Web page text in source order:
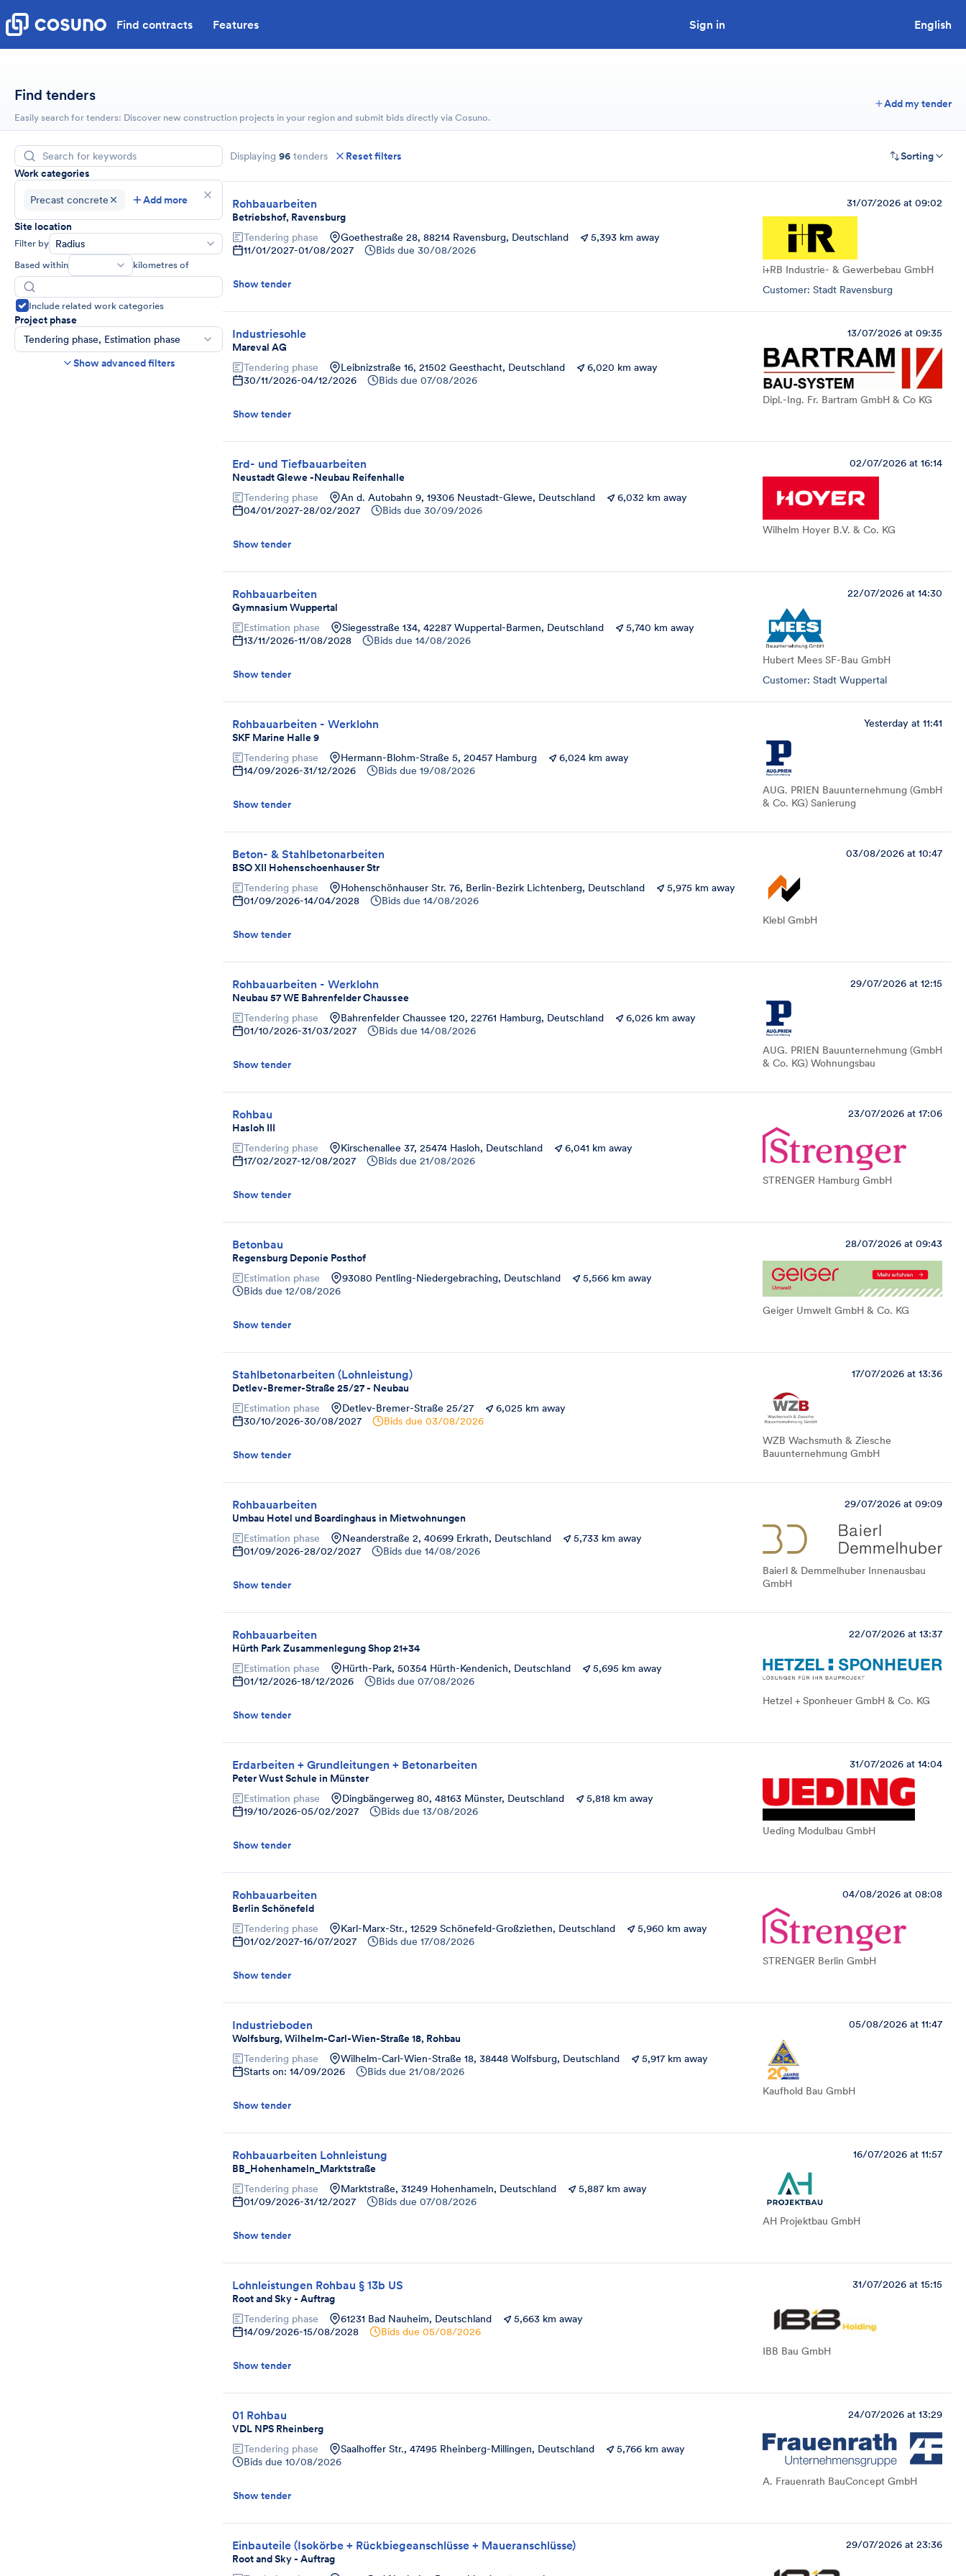
Find contracts Features Sign in English
Find tenders
Easily search for tenders: Discover new construction projects in your region and submit bids directly via Cosuno.
Add my tender
Work categories
Precast concrete Add more
Site location
Filter by Radius
Based within kilometres of
Include related work categories
Project phase
Tendering phase, Estimation phase
Construction time frame
End
Show advanced filters
Displaying 96 tenders Reset filters Sorting
Rohbauarbeiten
Betriebshof, Ravensburg
31/07/2026 at 09:02
Tendering phase Goethestraße 28, 88214 Ravensburg, Deutschland
5,393 km away
11/01/2027-01/08/2027 Bids due 30/08/2026
i+RB Industrie- & Gewerbebau GmbH
Customer: Stadt Ravensburg
Show tender
Industriesohle
Mareval AG
13/07/2026 at 09:35
Tendering phase Leibnizstraße 16, 21502 Geesthacht, Deutschland
6,020 km away
30/11/2026-04/12/2026 Bids due 07/08/2026
Dipl.-Ing. Fr. Bartram GmbH & Co KG
Show tender
Erd- und Tiefbauarbeiten
Neustadt Glewe -Neubau Reifenhalle
02/07/2026 at 16:14
Tendering phase An d. Autobahn 9, 19306 Neustadt-Glewe, Deutschland
6,032 km away
04/01/2027-28/02/2027 Bids due 30/09/2026
Wilhelm Hoyer B.V. & Co. KG
Show tender
Rohbauarbeiten
Gymnasium Wuppertal
22/07/2026 at 14:30
Estimation phase Siegesstraße 134, 42287 Wuppertal-Barmen, Deutschland
5,740 km away
13/11/2026-11/08/2028 Bids due 14/08/2026
Hubert Mees SF-Bau GmbH
Customer: Stadt Wuppertal
Show tender
Rohbauarbeiten - Werklohn
SKF Marine Halle 9
Yesterday at 11:41
Tendering phase Hermann-Blohm-Straße 5, 20457 Hamburg
6,024 km away
14/09/2026-31/12/2026 Bids due 19/08/2026
AUG. PRIEN Bauunternehmung (GmbH
& Co. KG) Sanierung
Show tender
Beton- & Stahlbetonarbeiten
BSO XII Hohenschoenhauser Str
03/08/2026 at 10:47
Tendering phase Hohenschönhauser Str. 76, Berlin-Bezirk Lichtenberg, Deutschland
5,975 km away
01/09/2026-14/04/2028 Bids due 14/08/2026
Klebl GmbH
Show tender
Rohbauarbeiten - Werklohn
Neubau 57 WE Bahrenfelder Chaussee
29/07/2026 at 12:15
Tendering phase Bahrenfelder Chaussee 120, 22761 Hamburg, Deutschland
6,026 km away
01/10/2026-31/03/2027 Bids due 14/08/2026
AUG. PRIEN Bauunternehmung (GmbH
& Co. KG) Wohnungsbau
Show tender
Rohbau
Hasloh III
23/07/2026 at 17:06
Tendering phase Kirschenallee 37, 25474 Hasloh, Deutschland
6,041 km away
17/02/2027-12/08/2027 Bids due 21/08/2026
STRENGER Hamburg GmbH
Show tender
Betonbau
Regensburg Deponie Posthof
28/07/2026 at 09:43
Estimation phase 93080 Pentling-Niedergebraching, Deutschland
5,566 km away
Bids due 12/08/2026
Geiger Umwelt GmbH & Co. KG
Show tender
Stahlbetonarbeiten (Lohnleistung)
Detlev-Bremer-Straße 25/27 - Neubau
17/07/2026 at 13:36
Estimation phase Detlev-Bremer-Straße 25/27
6,025 km away
30/10/2026-30/08/2027 Bids due 03/08/2026
WZB Wachsmuth & Ziesche
Bauunternehmung GmbH
Show tender
Rohbauarbeiten
Umbau Hotel und Boardinghaus in Mietwohnungen
29/07/2026 at 09:09
Estimation phase Neanderstraße 2, 40699 Erkrath, Deutschland
5,733 km away
01/09/2026-28/02/2027 Bids due 14/08/2026
Baierl & Demmelhuber Innenausbau
GmbH
Show tender
Rohbauarbeiten
Hürth Park Zusammenlegung Shop 21+34
22/07/2026 at 13:37
Estimation phase Hürth-Park, 50354 Hürth-Kendenich, Deutschland
5,695 km away
01/12/2026-18/12/2026 Bids due 07/08/2026
Hetzel + Sponheuer GmbH & Co. KG
Show tender
Erdarbeiten + Grundleitungen + Betonarbeiten
Peter Wust Schule in Münster
31/07/2026 at 14:04
Estimation phase Dingbängerweg 80, 48163 Münster, Deutschland
5,818 km away
19/10/2026-05/02/2027 Bids due 13/08/2026
Ueding Modulbau GmbH
Show tender
Rohbauarbeiten
Berlin Schönefeld
04/08/2026 at 08:08
Tendering phase Karl-Marx-Str., 12529 Schönefeld-Großziethen, Deutschland
5,960 km away
01/02/2027-16/07/2027 Bids due 17/08/2026
STRENGER Berlin GmbH
Show tender
Industrieboden
Wolfsburg, Wilhelm-Carl-Wien-Straße 18, Rohbau
05/08/2026 at 11:47
Tendering phase Wilhelm-Carl-Wien-Straße 18, 38448 Wolfsburg, Deutschland
5,917 km away
Starts on: 14/09/2026
Bids due 21/08/2026
Kaufhold Bau GmbH
Show tender
Rohbauarbeiten Lohnleistung
BB_Hohenhameln_Marktstraße
16/07/2026 at 11:57
Tendering phase Marktstraße, 31249 Hohenhameln, Deutschland
5,887 km away
01/09/2026-31/12/2027 Bids due 07/08/2026
AH Projektbau GmbH
Show tender
Lohnleistungen Rohbau § 13b US
Root and Sky - Auftrag
31/07/2026 at 15:15
Tendering phase 61231 Bad Nauheim, Deutschland
5,663 km away
14/09/2026-15/08/2028 Bids due 05/08/2026
IBB Bau GmbH
Show tender
01 Rohbau
VDL NPS Rheinberg
24/07/2026 at 13:29
Tendering phase Saalhoffer Str., 47495 Rheinberg-Millingen, Deutschland
5,766 km away
Bids due 10/08/2026
A. Frauenrath BauConcept GmbH
Show tender
Einbauteile (Isokörbe + Rückbiegeanschlüsse + Maueranschlüsse)
Root and Sky - Auftrag
29/07/2026 at 23:36